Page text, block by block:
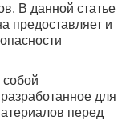
В данной статье
предоставляет и
собой
для
перед